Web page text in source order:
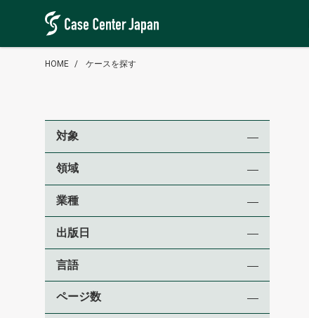
HOME ケースを探す
対象
領域
業種
出版日
言語
ページ数